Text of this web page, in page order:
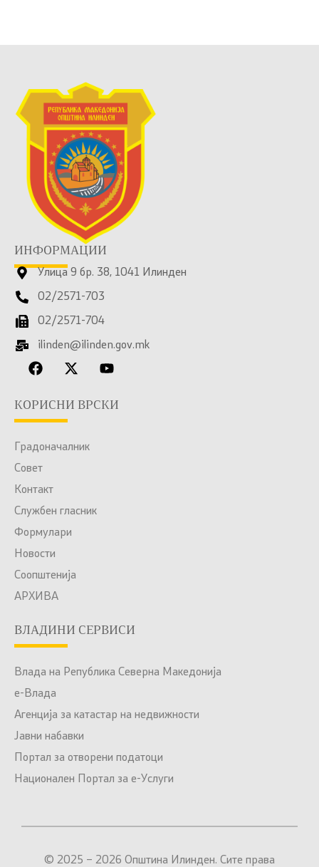
ИНФОРМАЦИИ
Улица 9 бр. 38, 1041 Илинден
02/2571-703
02/2571-704
ilinden@ilinden.gov.mk
КОРИСНИ ВРСКИ
Градоначалник
Совет
Контакт
Службен гласник
Формулари
Новости
Соопштенија
АРХИВА
ВЛАДИНИ СЕРВИСИ
Влада на Република Северна Македонија
е-Влада
Агенција за катастар на недвижности
Јавни набавки
Портал за отворени податоци
Национален Портал за е-Услуги
© 2025 – 2026 Општина Илинден. Сите права